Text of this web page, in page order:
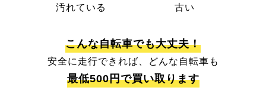
汚れている 古い
こんな自転車でも大丈夫！
安全に走行できれば、どんな自転車も
最低500円で買い取ります